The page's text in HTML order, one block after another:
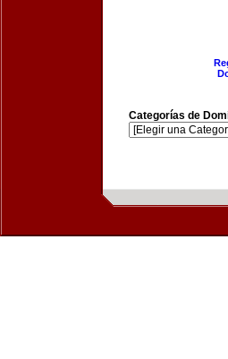
Categorías de